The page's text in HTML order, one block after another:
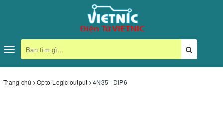
Toggle
navigation
Trang chủ Opto-Logic output 4N35 - DIP6